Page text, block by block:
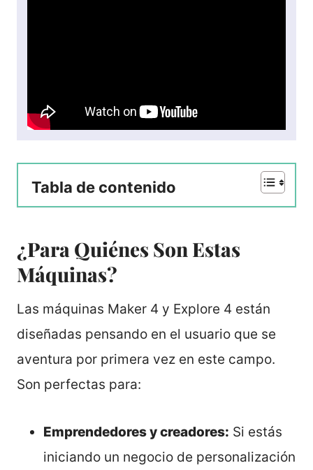
Tabla de contenido
¿Para Quiénes Son Estas
Máquinas?
Las máquinas Maker 4 y Explore 4 están
diseñadas pensando en el usuario que se
aventura por primera vez en este campo.
Son perfectas para:
Emprendedores y creadores: Si estás
iniciando un negocio de personalización